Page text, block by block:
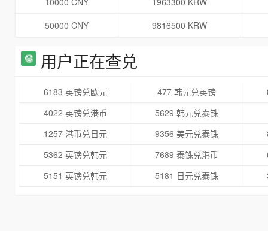
50000 CNY
9816500 KRW
用户正在查兑
6183 英镑兑欧元 477 韩元兑英镑
4022 英镑兑港币
5629 韩元兑泰铢
1257 港币兑日元
9356 美元兑泰铢
5362 英镑兑韩元
7689 泰铢兑港币
5151 英镑兑韩元
5181 日元兑泰铢